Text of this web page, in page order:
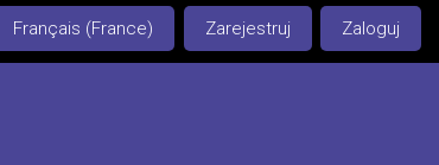
Français (France) Zarejestruj Zaloguj